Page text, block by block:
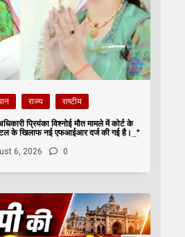
राज्य राष्टीय
प्रियंका विश्नोई मौत मामले में कोर्ट के
के खिलाफ नई एफआईआर दर्ज की गई है।_*
6, 2026 0